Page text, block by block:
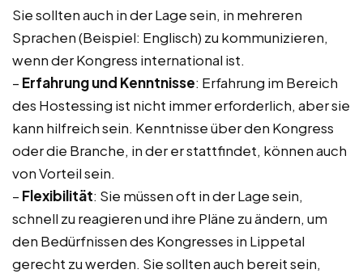
Sie sollten auch in der Lage sein, in mehreren
Sprachen (Beispiel: Englisch) zu kommunizieren,
wenn der Kongress international ist.
– Erfahrung und Kenntnisse: Erfahrung im Bereich
des Hostessing ist nicht immer erforderlich, aber sie
kann hilfreich sein. Kenntnisse über den Kongress
oder die Branche, in der er stattfindet, können auch
von Vorteil sein.
– Flexibilität: Sie müssen oft in der Lage sein,
schnell zu reagieren und ihre Pläne zu ändern, um
den Bedürfnissen des Kongresses in Lippetal
gerecht zu werden. Sie sollten auch bereit sein,